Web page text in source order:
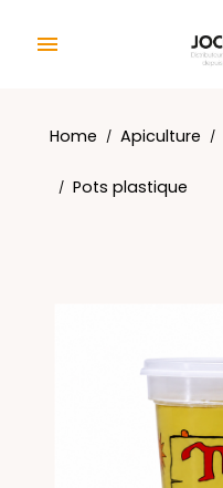

Home Apiculture
Pots plastique